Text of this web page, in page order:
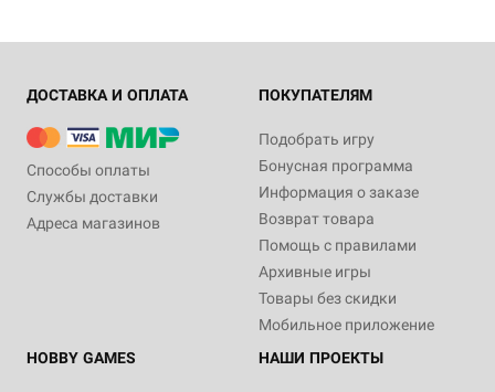
ДОСТАВКА И ОПЛАТА
Способы оплаты
Службы доставки
Адреса магазинов
ПОКУПАТЕЛЯМ
Подобрать игру
Бонусная программа
Информация о заказе
Возврат товара
Помощь с правилами
Архивные игры
Товары без скидки
Мобильное приложение
HOBBY GAMES
НАШИ ПРОЕКТЫ